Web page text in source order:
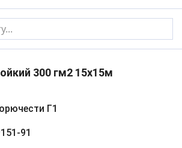
300 гм2 15х15м
Г1
91